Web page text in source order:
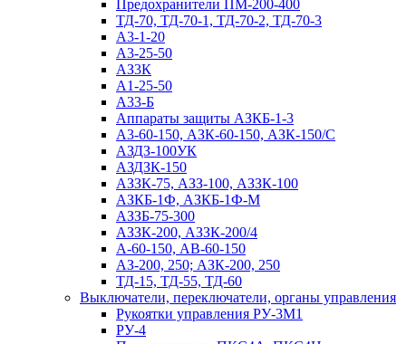
Предохранители ПМ-200-400
ТД-70, ТД-70-1, ТД-70-2, ТД-70-3
А3-1-20
А3-25-50
АЗ3К
А1-25-50
А33-Б
Аппараты защиты АЗКБ-1-3
А3-60-150, АЗК-60-150, АЗК-150/С
АЗДЗ-100УК
АЗДЗК-150
АЗЗК-75, АЗЗ-100, АЗЗК-100
АЗКБ-1Ф, АЗКБ-1Ф-М
АЗЗБ-75-300
АЗЗК-200, АЗЗК-200/4
А-60-150, АВ-60-150
АЗ-200, 250; АЗК-200, 250
ТД-15, ТД-55, ТД-60
Выключатели, переключатели, органы управления
Рукоятки управления РУ-3М1
РУ-4